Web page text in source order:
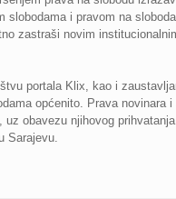
i pravom na
zastraši novim
portala Klix, kao i
općenito. Prava novinara i
obavezu njihovog
Sarajevu.